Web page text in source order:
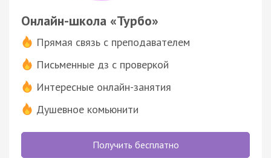
Онлайн-школа «Турбо»
Прямая связь с преподавателем
Письменные дз с проверкой
Интересные онлайн-занятия
Душевное комьюнити
Получить бесплатно